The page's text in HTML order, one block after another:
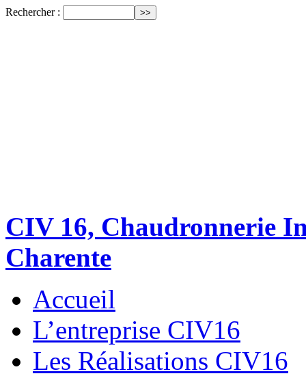
Rechercher :
CIV 16, Chaudronnerie
Charente
Accueil
L’entreprise CIV16
Les Réalisations CIV16